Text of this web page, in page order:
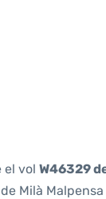
el vol W46329
Milà